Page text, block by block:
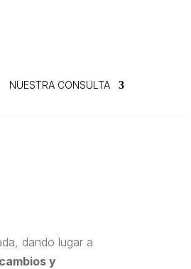
NUESTRA CONSULTA
dando lugar a
y